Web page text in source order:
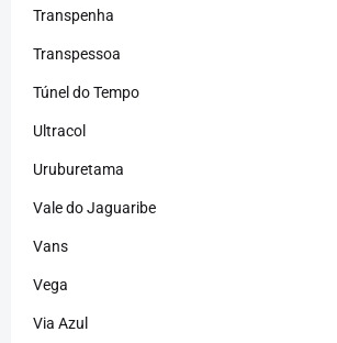
Transpenha
Transpessoa
Túnel do Tempo
Ultracol
Uruburetama
Vale do Jaguaribe
Vans
Vega
Via Azul